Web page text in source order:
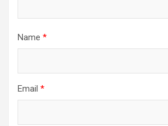
Name *
Email *